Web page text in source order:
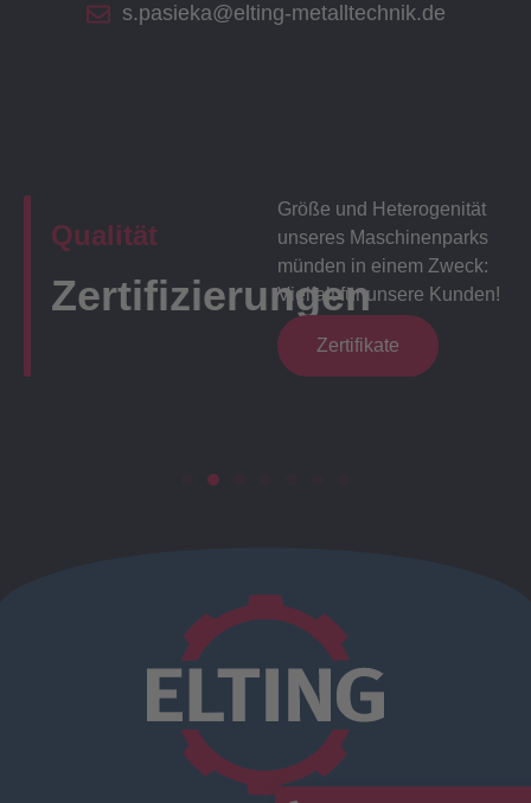
s.pasieka@elting-metalltechnik.de
Qualität
Zertifizierungen
Größe und Heterogenität
unseres Maschinenparks
münden in einem Zweck:
Vielfalt für unsere Kunden!
Zertifikate